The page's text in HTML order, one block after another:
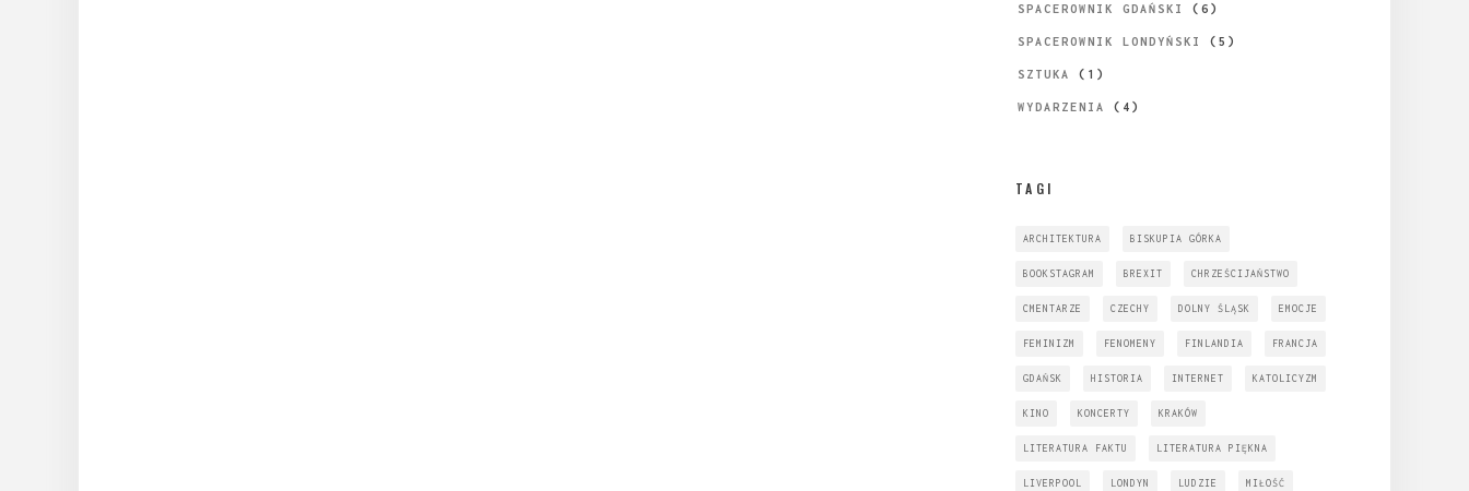
SPACEROWNIK GDAŃSKI (6)
SPACEROWNIK LONDYŃSKI (5)
SZTUKA (1)
WYDARZENIA (4)
TAGI
ARCHITEKTURA BISKUPIA GÓRKA
BOOKSTAGRAM BREXIT CHRZEŚCIJAŃSTWO
CMENTARZE CZECHY DOLNY ŚLĄSK EMOCJE
FEMINIZM FENOMENY FINLANDIA FRANCJA
GDAŃSK HISTORIA INTERNET KATOLICYZM
KINO KONCERTY KRAKÓW
LITERATURA FAKTU LITERATURA PIĘKNA
LIVERPOOL LONDYN LUDZIE MIŁOŚĆ